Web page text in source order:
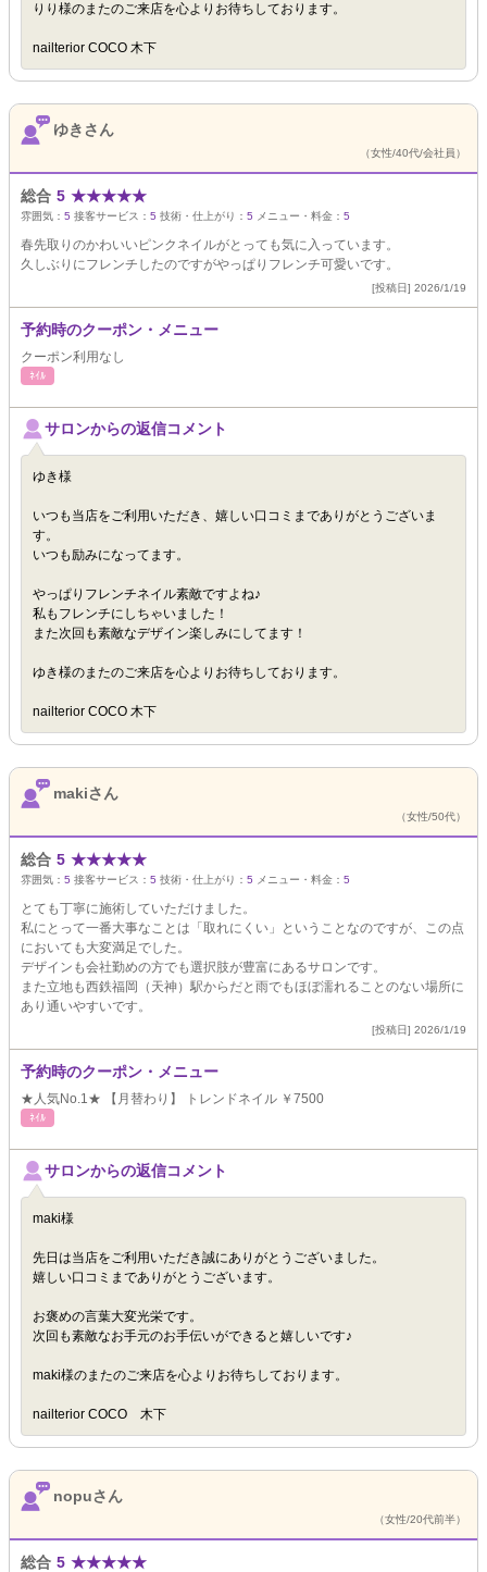
りり様のまたのご来店を心よりお待ちしております。
nailterior COCO 木下
ゆきさん
（女性/40代/会社員）
総合 5 ★★★★★
雰囲気： 5 接客サービス： 5 技術・仕上がり： 5 メニュー・料金： 5
春先取りのかわいいピンクネイルがとっても気に入っています。
久しぶりにフレンチしたのですがやっぱりフレンチ可愛いです。
[投稿日] 2026/1/19
予約時のクーポン・メニュー
クーポン利用なし
ﾈｲﾙ
サロンからの返信コメント
ゆき様
いつも当店をご利用いただき、嬉しい口コミまでありがとうございま
す。
いつも励みになってます。
やっぱりフレンチネイル素敵ですよね♪
私もフレンチにしちゃいました！
また次回も素敵なデザイン楽しみにしてます！
ゆき様のまたのご来店を心よりお待ちしております。
nailterior COCO 木下
makiさん
（女性/50代）
総合 5 ★★★★★
雰囲気： 5 接客サービス： 5 技術・仕上がり： 5 メニュー・料金： 5
とても丁寧に施術していただけました。
私にとって一番大事なことは「取れにくい」ということなのですが、この点
においても大変満足でした。
デザインも会社勤めの方でも選択肢が豊富にあるサロンです。
また立地も西鉄福岡（天神）駅からだと雨でもほぼ濡れることのない場所に
あり通いやすいです。
[投稿日] 2026/1/19
予約時のクーポン・メニュー
★人気No.1★ 【月替わり】 トレンドネイル ￥7500
ﾈｲﾙ
サロンからの返信コメント
maki様
先日は当店をご利用いただき誠にありがとうございました。
嬉しい口コミまでありがとうございます。
お褒めの言葉大変光栄です。
次回も素敵なお手元のお手伝いができると嬉しいです♪
maki様のまたのご来店を心よりお待ちしております。
nailterior COCO 木下
nopuさん
（女性/20代前半）
総合 5 ★★★★★